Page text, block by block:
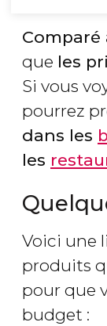
Comparé
que les
Si vous
pourrez
dans les
les
Voici une
produits
pour que
budget :